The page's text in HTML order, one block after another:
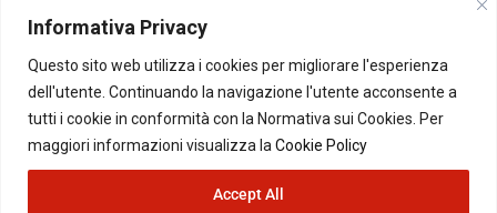
Informativa Privacy
Questo sito web utilizza i cookies per migliorare l'esperienza
dell'utente. Continuando la navigazione l'utente acconsente a
tutti i cookie in conformità con la Normativa sui Cookies. Per
maggiori informazioni visualizza la Cookie Policy
Accept All
PUBBLICITA'
Per la tua pubblicità su questo Blog:
pubblicita@beppegrillo.it
© Copyright 2026 - Il Blog di Beppe Grillo. All Rights Reserved - Powered by